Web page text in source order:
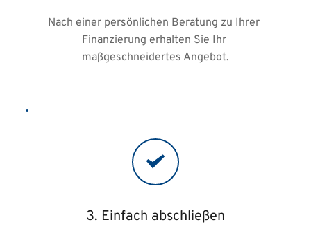
Nach einer persönlichen Beratung zu Ihrer
Finanzierung erhalten Sie Ihr
maßgeschneidertes Angebot.
3. Einfach abschließen